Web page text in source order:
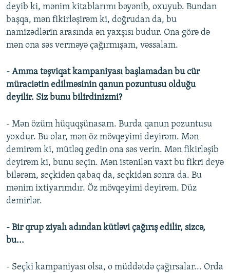
deyib ki, mənim kitablarımı bəyənib, oxuyub. Bundan
başqa, mən fikirləşirəm ki, doğrudan da, bu
namizədlərin arasında ən yaxşısı budur. Ona görə də
mən ona səs verməyə çağırmışam, vəssalam.
- Amma təşviqat kampaniyası başlamadan bu cür
müraciətin edilməsinin qanun pozuntusu olduğu
deyilir. Siz bunu bilirdinizmi?
- Mən özüm hüquqşünasam. Burda qanun pozuntusu
yoxdur. Bu olar, mən öz mövqeyimi deyirəm. Mən
demirəm ki, mütləq gedin ona səs verin. Mən fikirləşib
deyirəm ki, bunu seçin. Mən istənilən vaxt bu fikri deyə
bilərəm, seçkidən qabaq da, seçkidən sonra da. Bu
mənim ixtiyarımdır. Öz mövqeyimi deyirəm. Düz
demirlər.
- Bir qrup ziyalı adından kütləvi çağırış edilir, sizcə,
bu...
- Seçki kampaniyası olsa, o müddətdə çağırsalar... Orda